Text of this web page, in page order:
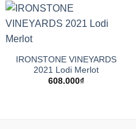
IRONSTONE VINEYARDS
2021 Lodi Merlot
608.000₫